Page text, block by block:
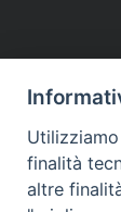
finalità
altre